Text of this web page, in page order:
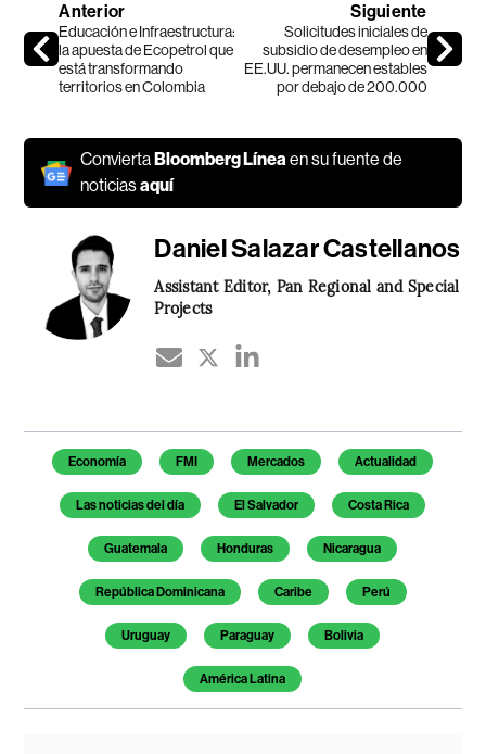
Anterior
Educación e Infraestructura:
la apuesta de Ecopetrol que
está transformando
territorios en Colombia
Siguiente
Solicitudes iniciales de
subsidio de desempleo en
EE.UU. permanecen estables
por debajo de 200.000
ConviertaBloomberg Líneaen su fuente de
noticiasaquí
Daniel Salazar Castellanos
Assistant Editor, Pan Regional and Special
Projects
Temas de este artículo
Economía FMI Mercados Actualidad
Las noticias del día El Salvador Costa Rica
Guatemala Honduras Nicaragua
República Dominicana Caribe Perú
Uruguay Paraguay Bolivia
América Latina